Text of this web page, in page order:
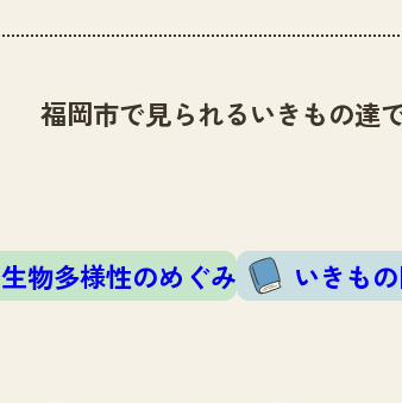
福岡市で見られるいきもの達
生物多様性のめぐみ いきも